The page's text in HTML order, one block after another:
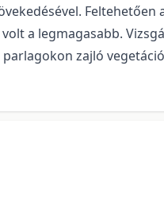
a legmagasabb.
zajló